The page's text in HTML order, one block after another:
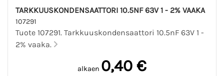
TARKKUUSKONDENSAATTORI 10.5NF 63V 1 - 2% VAAKA
107291
Tuote 107291. Tarkkuuskondensaattori 10.5nF 63V 1 -
2% vaaka.
alkaen 0,40 €